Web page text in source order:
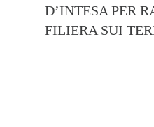
D’INTESA PER
FILIERA SUI